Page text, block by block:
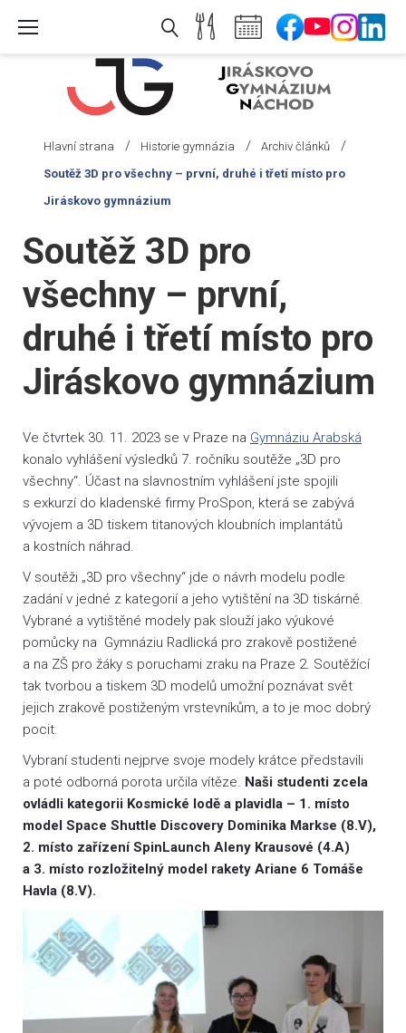
Hlavní strana / Historie gymnázia / Archiv článků /
Soutěž 3D pro všechny – první, druhé i třetí místo pro
Jiráskovo gymnázium
Soutěž 3D pro
všechny – první,
druhé i třetí místo pro
Jiráskovo gymnázium
Ve čtvrtek 30. 11. 2023 se v Praze na Gymnáziu Arabská
konalo vyhlášení výsledků 7. ročníku soutěže „3D pro
všechny“. Účast na slavnostním vyhlášení jste spojili
s exkurzí do kladenské firmy ProSpon, která se zabývá
vývojem a 3D tiskem titanových kloubních implantátů
a kostních náhrad.
V soutěži „3D pro všechny“ jde o návrh modelu podle
zadání v jedné z kategorií a jeho vytištění na 3D tiskárně.
Vybrané a vytištěné modely pak slouží jako výukové
pomůcky na Gymnáziu Radlická pro zrakově postižené
a na ZŠ pro žáky s poruchami zraku na Praze 2. Soutěžící
tak tvorbou a tiskem 3D modelů umožní poznávat svět
jejich zrakově postiženým vrstevníkům, a to je moc dobrý
pocit.
Vybraní studenti nejprve svoje modely krátce představili
a poté odborná porota určila vítěze. Naši studenti zcela
ovládli kategorii Kosmické lodě a plavidla – 1. místo
model Space Shuttle Discovery Dominika Markse (8.V),
2. místo zařízení SpinLaunch Aleny Krausové (4.A)
a 3. místo rozložitelný model rakety Ariane 6 Tomáše
Havla (8.V).